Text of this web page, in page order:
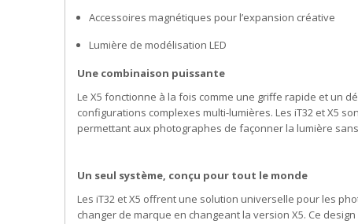
Accessoires magnétiques pour l’expansion créative
Lumière de modélisation LED
Une combinaison puissante
Le X5 fonctionne à la fois comme une griffe rapide et un
configurations complexes multi-lumières. Les iT32 et X5
permettant aux photographes de façonner la lumière
Un seul système, conçu pour tout le monde
Les iT32 et X5 offrent une solution universelle pour les
changer de marque en changeant la version X5. Ce